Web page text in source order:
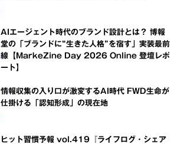
AIエージェント時代のブランド設計とは？ 博報
堂の「ブランドに“生きた人格”を宿す」実装最前
線【MarkeZine Day 2026 Online 登壇レポ
ート】
情報収集の入り口が激変するAI時代 FWD生命が
仕掛ける「認知形成」の現在地
ヒット習慣予報 vol.419『ライフログ・シェア